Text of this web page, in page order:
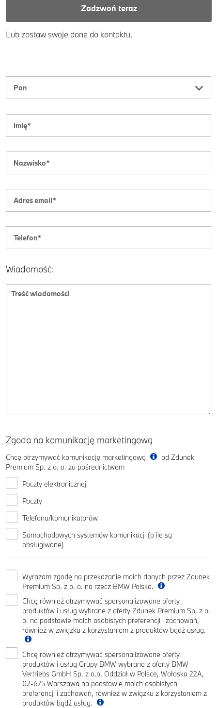
Zadzwoń teraz
Lub zostaw swoje dane do kontaktu.
Wiadomość:
Zgoda na komunikację marketingową
Chcę otrzymywać komunikację marketingową
od Zdunek
Premium Sp. z o. o. za pośrednictwem
Poczty elektronicznej
Poczty
Telefonu/komunikatorów
Samochodowych systemów komunikacji (o ile są
obsługiwane)
Wyrażam zgodę na przekazanie moich danych przez Zdunek
Premium Sp. z o. o. na rzecz BMW Polska.
Chcę również otrzymywać spersonalizowane oferty
produktów i usług wybrane z oferty Zdunek Premium Sp. z o.
o. na podstawie moich osobistych preferencji i zachowań,
również w związku z korzystaniem z produktów bądź usług.
Chcę również otrzymywać spersonalizowane oferty
produktów i usług Grupy BMW wybrane z oferty BMW
Vertriebs GmbH Sp. z o.o. Oddział w Polsce, Wołoska 22A,
02-675 Warszawa na podstawie moich osobistych
preferencji i zachowań, również w związku z korzystaniem z
produktów bądź usług.